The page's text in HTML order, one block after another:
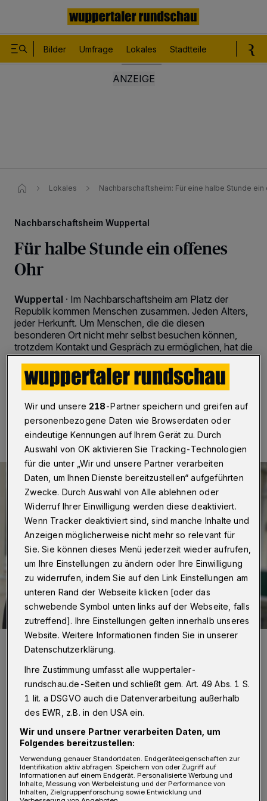
Bilder Umfrage Lokales Stadtteile
Lokales Nachbarschaftsheim: Für eine halbe Stunde
Nachbarschaftsheim Wuppertal
Für halbe Stunde ein offenes
Ohr
Wuppertal · Im Nachbarschaftsheim am Platz der
Republik kommen Menschen zusammen. Jeden Alters,
jeder Herkunft. Um Menschen, die die diesen
besonderen Ort nicht mehr selbst besuchen können,
trotzdem Kontakt und Gespräch zu ermöglichen, hat die
Einrichtung ein Plaudertelefon eingerichtet.
18.03.2023 , 16:39 Uhr 2 Minuten Lesezeit
Die Initiatorinnen Margret Kleemann (li.) und Manuela Salem vor dem
Nachbarschaftsheim am Ostersbaum. Der Verein versteht sich seit
verschiedener Generationen, Kulturen und Nationalitäten.
Foto: Wuppertaler Rundschau/Nina Bossy
in Smartphone, ein Telefonhörer, 30
Wir und unsere 218-Partner speichern und greifen auf
personenbezogene Daten wie Browserdaten oder
eindeutige Kennungen auf Ihrem Gerät zu. Durch
Auswahl von OK aktivieren Sie Tracking-Technologien
für die unter „Wir und unsere Partner verarbeiten
Daten, um Ihnen Dienste bereitzustellen“ aufgeführten
Zwecke. Durch Auswahl von Alle ablehnen oder
Widerruf Ihrer Einwilligung werden diese deaktiviert.
Wenn Tracker deaktiviert sind, sind manche Inhalte und
Anzeigen möglicherweise nicht mehr so relevant für
Sie. Sie können dieses Menü jederzeit wieder aufrufen,
um Ihre Einstellungen zu ändern oder Ihre Einwilligung
zu widerrufen, indem Sie auf den Link Einstellungen am
unteren Rand der Webseite klicken [oder das
schwebende Symbol unten links auf der Webseite, falls
zutreffend]. Ihre Einstellungen gelten innerhalb unseres
Website. Weitere Informationen finden Sie in unserer
Datenschutzerklärung.
Ihre Zustimmung umfasst alle wuppertaler-
rundschau.de-Seiten und schließt gem. Art. 49 Abs. 1 S.
1 lit. a DSGVO auch die Datenverarbeitung außerhalb
des EWR, z.B. in den USA ein.
Wir und unsere Partner verarbeiten Daten, um
Folgendes bereitzustellen:
Verwendung genauer Standortdaten. Endgeräteeigenschaften zur
Identifikation aktiv abfragen. Speichern von oder Zugriff auf
Informationen auf einem Endgerät. Personalisierte Werbung und
Inhalte, Messung von Werbeleistung und der Performance von
Inhalten, Zielgruppenforschung sowie Entwicklung und